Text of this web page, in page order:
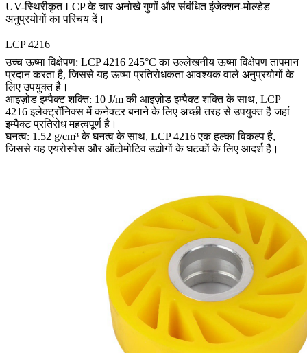
UV-स्थिरीकृत LCP के चार अनोखे गुणों और संबंधित इंजेक्शन-मोल्डेड
अनुप्रयोगों का परिचय दें।
LCP 4216
उच्च ऊष्मा विक्षेपण: LCP 4216 245°C का उल्लेखनीय ऊष्मा विक्षेपण तापमान
प्रदान करता है, जिससे यह ऊष्मा प्रतिरोधकता आवश्यक वाले अनुप्रयोगों के
लिए उपयुक्त है।
आइज़ोड इम्पैक्ट शक्ति: 10 J/m की आइज़ोड इम्पैक्ट शक्ति के साथ, LCP
4216 इलेक्ट्रॉनिक्स में कनेक्टर बनाने के लिए अच्छी तरह से उपयुक्त है जहां
इम्पैक्ट प्रतिरोध महत्वपूर्ण है।
घनत्व: 1.52 g/cm³ के घनत्व के साथ, LCP 4216 एक हल्का विकल्प है,
जिससे यह एयरोस्पेस और ऑटोमोटिव उद्योगों के घटकों के लिए आदर्श है।